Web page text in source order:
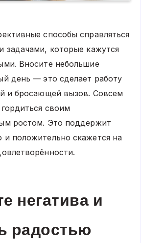
способы справляться
задачами, которые кажутся
Вносите небольшие
день — это сделает работу
и бросающей вызов. Совсем
своим
ростом. Это поддержит
положительно скажется на
негатива и
радостью